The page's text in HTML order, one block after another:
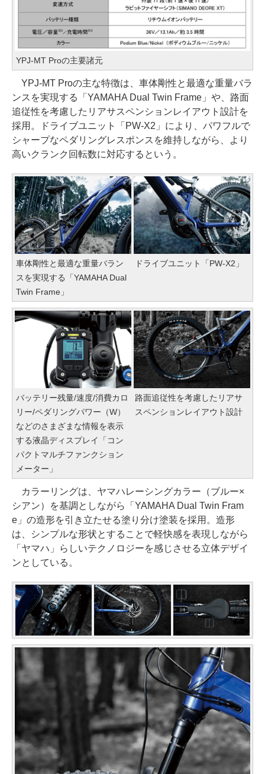
YPJ-MT Proの主要諸元
YPJ-MT Proの主な特徴は、車体剛性と最適な重量バラ
ンスを実現する「YAMAHA Dual Twin Frame」や、路面
追従性を考慮したリアサスペンションレイアウト設計を
採用。ドライブユニット「PW-X2」により、パワフルで
シャープなペダリングレスポンスを維持しながら、より
高いクランク回転数に対応するという。
車体剛性と最適な重量バラン
スを実現する「YAMAHA Dual
Twin Frame」
ドライブユニット「PW-X2」
バッテリー残量/速度/消費カロ
リー/ペダリングパワー（W）
などのさまざまな情報を表示
する液晶ディスプレイ「コン
パクトマルチファンクション
メーター」
路面追従性を考慮したリアサ
スペンションレイアウト設計
カラーリングは、ヤマハレーシングカラー（ブルー×
シアン）を基調としながら「YAMAHA Dual Twin Fram
e」の造形を引き立たせる塗り分け塗装を採用。造形
は、シンプルな形状とすることで軽快感を表現しながら
「ヤマハ」らしいテクノロジーを感じさせる立体デザイ
ンとしている。